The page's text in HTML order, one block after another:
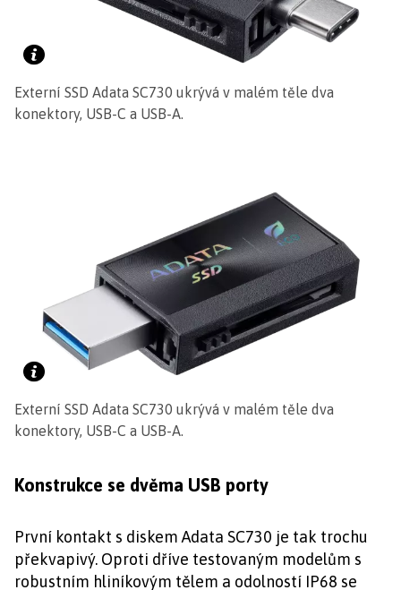
Externí SSD Adata SC730 ukrývá v malém těle dva
konektory, USB-C a USB-A.
Externí SSD Adata SC730 ukrývá v malém těle dva
konektory, USB-C a USB-A.
Konstrukce se dvěma USB porty
První kontakt s diskem Adata SC730 je tak trochu
překvapivý. Oproti dříve testovaným modelům s
robustním hliníkovým tělem a odolností IP68 se